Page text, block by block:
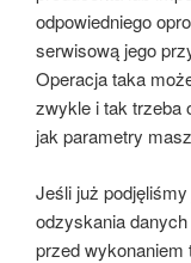
odpowiedniego
serwisową jego
Operacja taka
zwykle i tak trzeba
jak parametry
Jeśli już
odzyskania
przed wykonaniem